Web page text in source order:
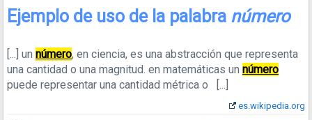
Ejemplo de uso de la palabra número
[...] un número, en ciencia, es una abstracción que representa
una cantidad o una magnitud. en matemáticas un número
puede representar una cantidad métrica o
[...]
es.wikipedia.org